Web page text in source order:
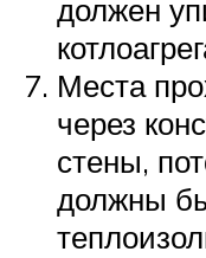
должен
Места
через
стены,
должны